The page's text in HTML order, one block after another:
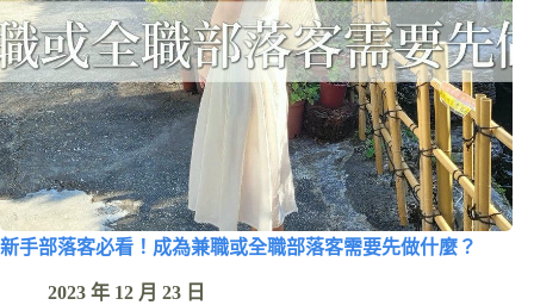
新手部落客必看！成為兼職或全職部落客需要先做什麼？
2023 年 12 月 23 日